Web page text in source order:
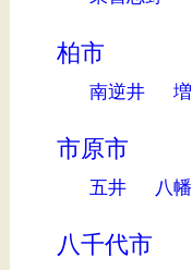
柏市
南逆井
市原市
五井 八幡
八千代市